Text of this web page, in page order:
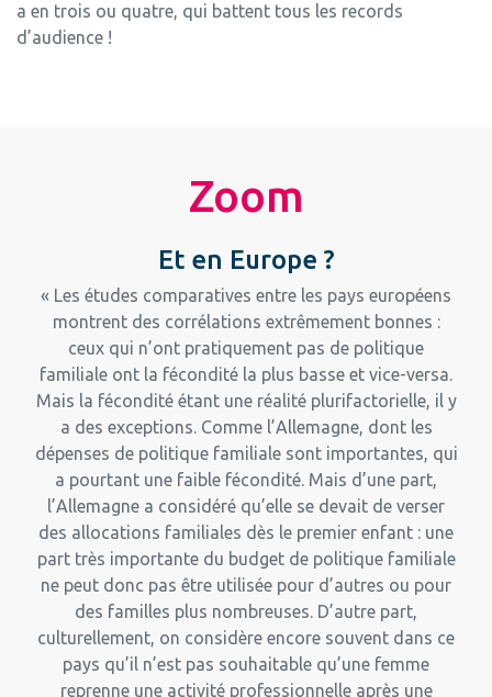
a en trois ou quatre, qui battent tous les records
d’audience !
Zoom
Et en Europe ?
« Les études comparatives entre les pays européens
montrent des corrélations extrêmement bonnes :
ceux qui n’ont pratiquement pas de politique
familiale ont la fécondité la plus basse et vice-versa.
Mais la fécondité étant une réalité plurifactorielle, il y
a des exceptions. Comme l’Allemagne, dont les
dépenses de politique familiale sont importantes, qui
a pourtant une faible fécondité. Mais d’une part,
l’Allemagne a considéré qu’elle se devait de verser
des allocations familiales dès le premier enfant : une
part très importante du budget de politique familiale
ne peut donc pas être utilisée pour d’autres ou pour
des familles plus nombreuses. D’autre part,
culturellement, on considère encore souvent dans ce
pays qu’il n’est pas souhaitable qu’une femme
reprenne une activité professionnelle après une